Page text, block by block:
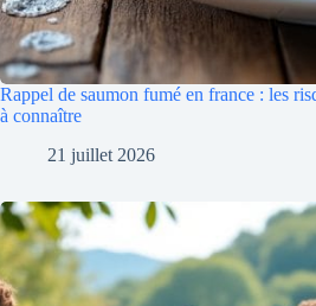
Rappel de saumon fumé en france : les
à connaître
21 juillet 2026